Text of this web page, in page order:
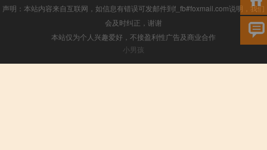
声明：本站内容来自互联网，如信息有错误可发邮件到f_fb#foxmail.com说明，我们
会及时纠正，谢谢
本站仅为个人兴趣爱好，不接盈利性广告及商业合作
小男孩